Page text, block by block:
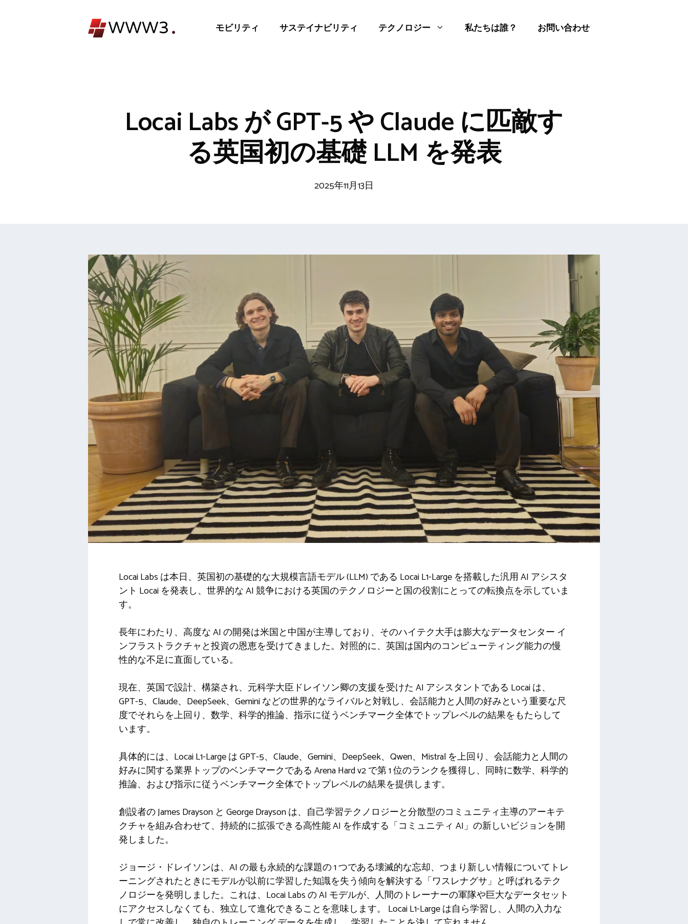
モビリティ サステイナビリティ テクノロジー 私たちは誰？ お問い合わせ
Locai Labs が GPT-5 や Claude に匹敵す
る英国初の基礎 LLM を発表
2025年11月13日
Locai Labs は本日、英国初の基礎的な大規模言語モデル (LLM) である Locai L1-Large を搭載した汎用 AI アシスタ
ント Locai を発表し、世界的な AI 競争における英国のテクノロジーと国の役割にとっての転換点を示していま
す。
長年にわたり、高度な AI の開発は米国と中国が主導しており、そのハイテク大手は膨大なデータセンター イ
ンフラストラクチャと投資の恩恵を受けてきました。対照的に、英国は国内のコンピューティング能力の慢
性的な不足に直面している。
現在、英国で設計、構築され、元科学大臣ドレイソン卿の支援を受けた AI アシスタントである Locai は、
GPT-5、Claude、DeepSeek、Gemini などの世界的なライバルと対戦し、会話能力と人間の好みという重要な尺
度でそれらを上回り、数学、科学的推論、指示に従うベンチマーク全体でトップレベルの結果をもたらして
います。
具体的には、Locai L1-Large は GPT-5、Claude、Gemini、DeepSeek、Qwen、Mistral を上回り、会話能力と人間の
好みに関する業界トップのベンチマークである Arena Hard v2 で第 1 位のランクを獲得し、同時に数学、科学的
推論、および指示に従うベンチマーク全体でトップレベルの結果を提供します。
創設者の James Drayson と George Drayson は、自己学習テクノロジーと分散型のコミュニティ主導のアーキテ
クチャを組み合わせて、持続的に拡張できる高性能 AI を作成する「コミュニティ AI」の新しいビジョンを開
発しました。
ジョージ・ドレイソンは、AI の最も永続的な課題の 1 つである壊滅的な忘却、つまり新しい情報についてトレ
ーニングされたときにモデルが以前に学習した知識を失う傾向を解決する「ワスレナグサ」と呼ばれるテク
ノロジーを発明しました。これは、Locai Labs の AI モデルが、人間のトレーナーの軍隊や巨大なデータセット
にアクセスしなくても、独立して進化できることを意味します。 Locai L1-Large は自ら学習し、人間の入力な